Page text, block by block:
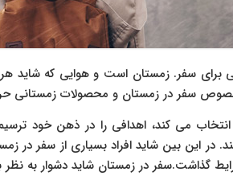
سفر. زمستان است و هوایی که شاید هر
سفر در زمستان و محصولات زمستانی
می کند، اهدافی را در ذهن خود
این بین شاید افراد بسیاری از سفر در
گذاشت.سفر در زمستان شاید دشوار به نظر